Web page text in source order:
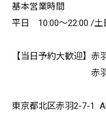
基本営業時間
平日 10:00～22:00 /
【当日予約大歓迎】赤
赤羽岩淵
東京都北区赤羽2-7-1